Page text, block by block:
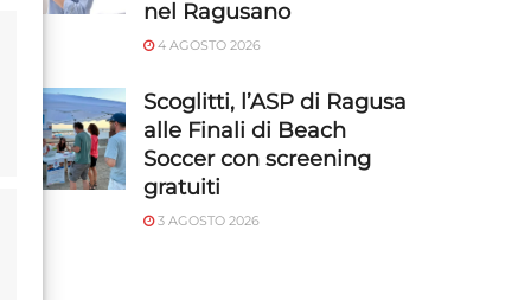
nel Ragusano
4 AGOSTO 2026
Scoglitti, l’ASP di Ragusa
alle Finali di Beach
Soccer con screening
gratuiti
3 AGOSTO 2026